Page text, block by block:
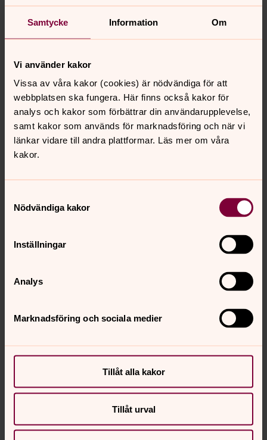
Samtycke Information Om
Vi använder kakor
Vissa av våra kakor (cookies) är nödvändiga för att
webbplatsen ska fungera. Här finns också kakor för
analys och kakor som förbättrar din användarupplevelse,
samt kakor som används för marknadsföring och när vi
länkar vidare till andra plattformar. Läs mer om våra
kakor.
Nödvändiga kakor
Inställningar
Analys
Marknadsföring och sociala medier
Tillåt alla kakor
Tillåt urval
känns så påminnande om skolluncherna som alltid
spenderades ensam, enligt Emelie.
Foto: Stina Bergström
Emelie är Tullingeflickan som berättade allt som kändes
jobbigt för sin katt Tiger.